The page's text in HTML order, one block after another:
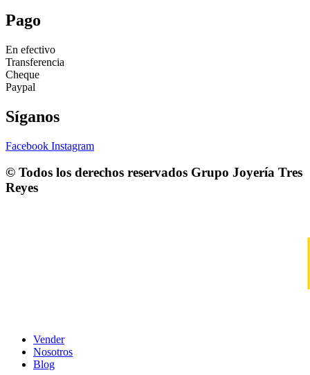
Pago
En efectivo
Transferencia
Cheque
Paypal
Síganos
Facebook Instagram
© Todos los derechos reservados Grupo Joyería Tres
Reyes
Vender
Nosotros
Blog